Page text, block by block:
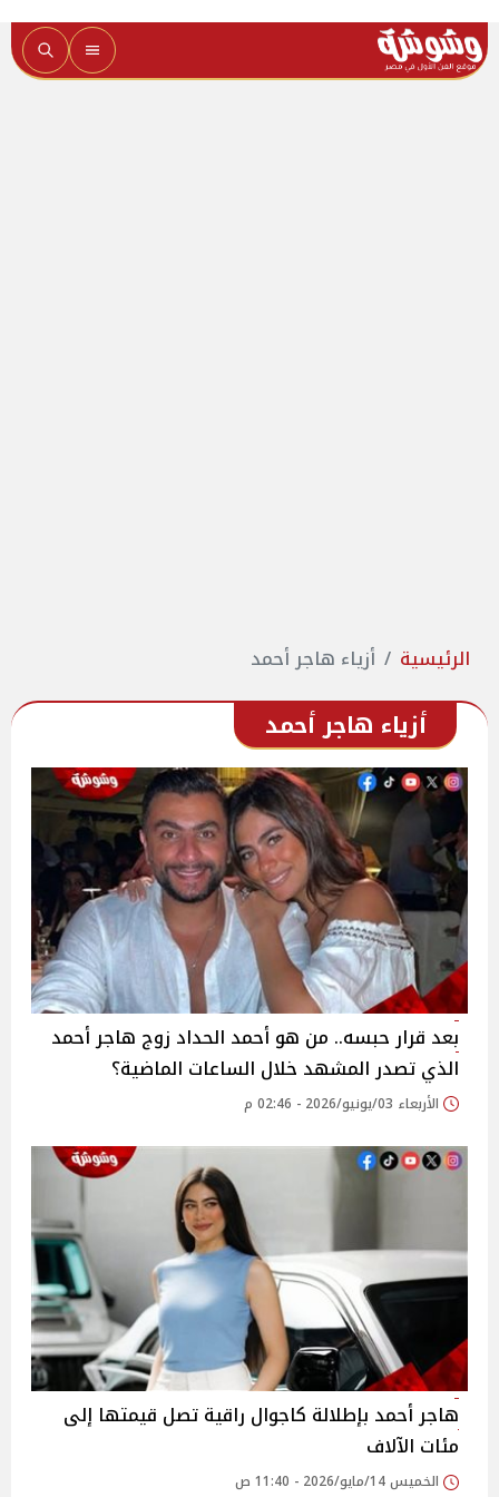
الرئيسية أزياء هاجر أحمد
أزياء هاجر أحمد
بعد قرار حبسه.. من هو أحمد الحداد زوج هاجر أحمد
الذي تصدر المشهد خلال الساعات الماضية؟
الأربعاء 03/يونيو/2026 - 02:46 م
هاجر أحمد بإطلالة كاجوال راقية تصل قيمتها إلى
مئات الآلاف
الخميس 14/مايو/2026 - 11:40 ص